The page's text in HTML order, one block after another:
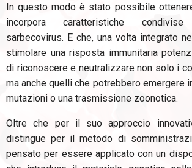
In questo modo è stato possibile
incorpora caratteristiche
sarbecovirus. E che, una volta integrato
stimolare una risposta immunitaria
di riconoscere e neutralizzare non solo i
ma anche quelli che potrebbero emergere
mutazioni o una trasmissione zoonotica.
Oltre che per il suo approccio
distingue per il metodo di
pensato per essere applicato con un